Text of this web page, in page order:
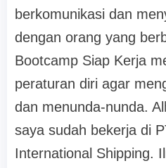
berkomunikasi dan
dengan orang yang
Bootcamp Siap Kerja
peraturan diri agar
dan menunda-nunda.
saya sudah bekerja di
International Shipping.